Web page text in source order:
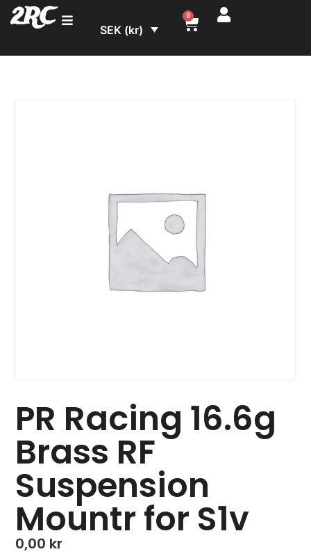
2RC SEK (kr)
0
PR Racing 16.6g
Brass RF
Suspension
Mountr for S1v
0,00 kr